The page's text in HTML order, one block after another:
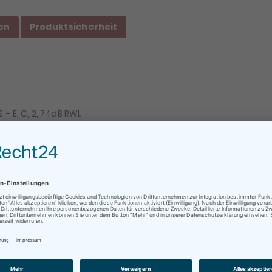
Produktsicherheit
– E, C, 2, 74dB RWL
stellen. Für alles weitere kontaktieren Sie uns einfach
oder Abholungen vor Ort nur nach vorheriger
!